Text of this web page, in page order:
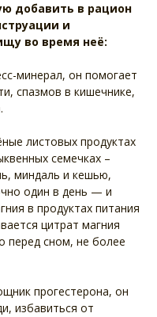
добавить в рацион
и
во время неё:
минерал, он помогает
спазмов в кишечнике,
листовых продуктах
семечках –
миндаль и кешью,
один в день — и
в продуктах питания
цитрат магния
перед сном, не более
прогестерона, он
избавиться от